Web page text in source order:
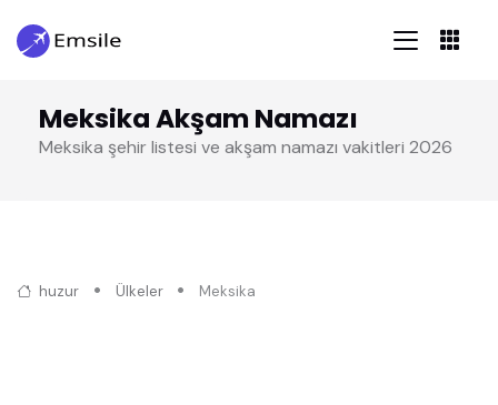
Meksika Akşam Namazı
Meksika şehir listesi ve akşam namazı vakitleri 2026
huzur Ülkeler Meksika